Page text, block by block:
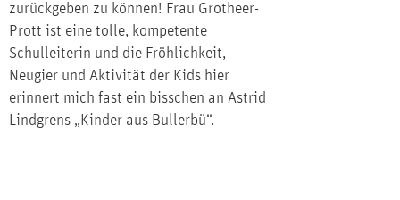
zurückgeben zu können! Frau Grotheer-
Prott ist eine tolle, kompetente
Schulleiterin und die Fröhlichkeit,
Neugier und Aktivität der Kids hier
erinnert mich fast ein bisschen an Astrid
Lindgrens „Kinder aus Bullerbü“.